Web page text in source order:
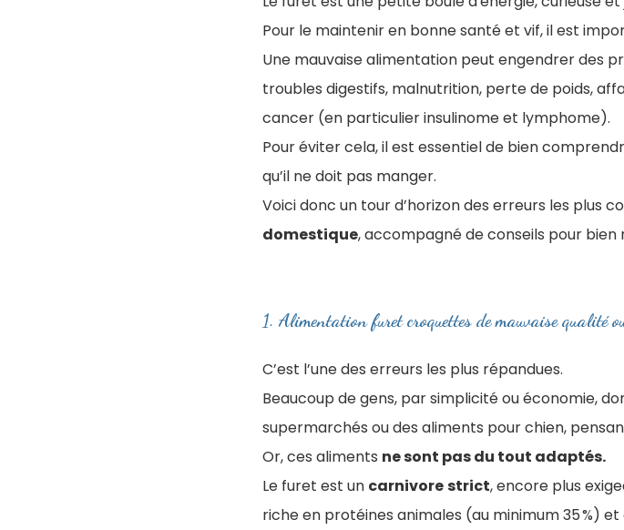
Pour le maintenir en bonne santé et vif, il est
Une mauvaise alimentation peut engendrer des
troubles digestifs, malnutrition, perte de poids,
cancer (en particulier insulinome et lymphome).
Pour éviter cela, il est essentiel de bien
qu’il ne doit pas manger.
Voici donc un tour d’horizon des erreurs les plus
domestique, accompagné de conseils pour
1. ​Alimentation furet croquettes de mauvaise qualité
C’est l’une des erreurs les plus répandues.
Beaucoup de gens, par simplicité ou économie,
supermarchés ou des aliments pour chien,
Or, ces aliments ne sont pas du tout adaptés.
Le furet est un carnivorestrict, encore plus
riche en protéines animales (au minimum 35 %) et